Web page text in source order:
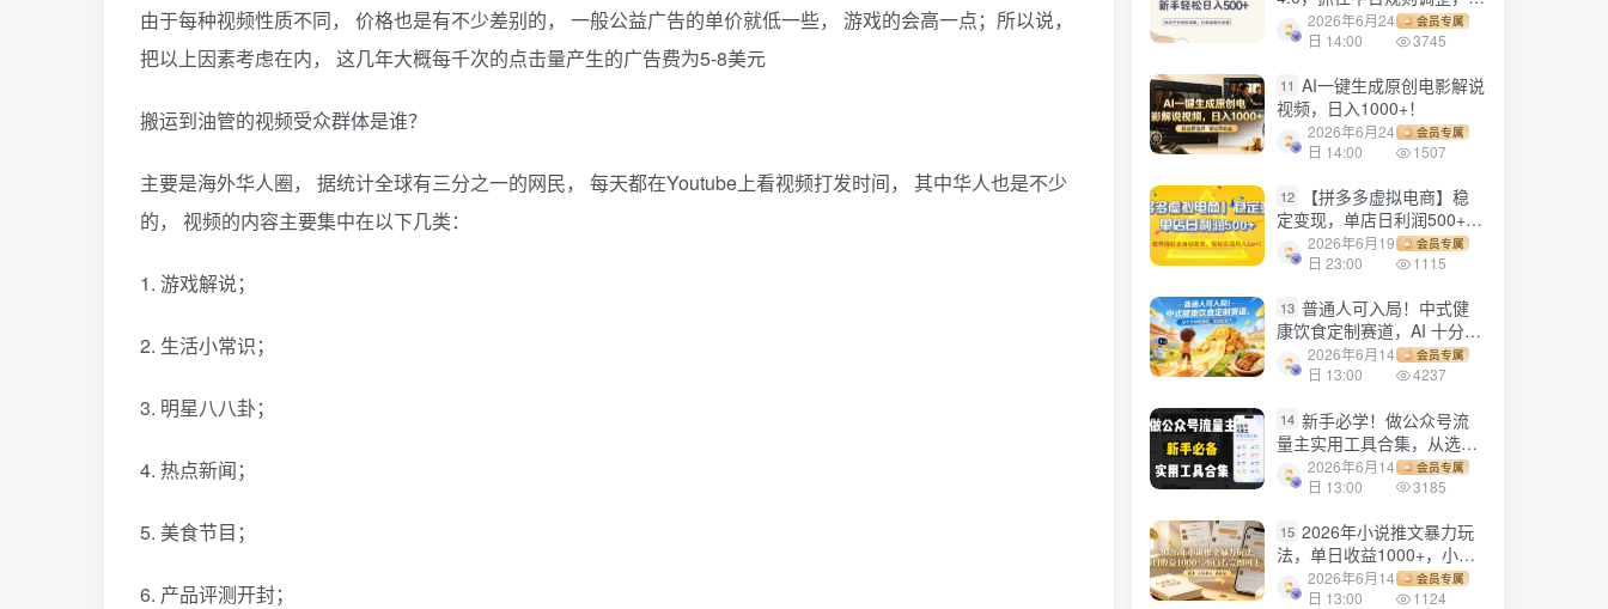
由于每种视频性质不同， 价格也是有不少差别的， 一般公益广告的单价就低一些， 游戏的会高一点；所以说，
把以上因素考虑在内， 这几年大概每千次的点击量产生的广告费为5-8美元
搬运到油管的视频受众群体是谁？
主要是海外华人圈， 据统计全球有三分之一的网民， 每天都在Youtube上看视频打发时间， 其中华人也是不少
的， 视频的内容主要集中在以下几类：
1. 游戏解说；
2. 生活小常识；
3. 明星八八卦；
4. 热点新闻；
5. 美食节目；
6. 产品评测开封；
店日入500+！
2026年6月24
日 14:00
会员专属
3745
11 AI一键生成原创电影解说
视频，日入1000+！
2026年6月24
日 14:00
会员专属
1507
12
【拼多多虚拟电商】稳
定变现，单店日利润500+，
软件挂机全自动发货，轻松
实现月入1w+！
2026年6月19
日 23:00
会员专属
1115
13 普通人可入局！中式健
康饮食定制赛道，AI 十分钟
做爆款，变现超给力
2026年6月14
日 13:00
会员专属
4237
14 新手必学！做公众号流
量主实用工具合集，从选题
到变现，一篇搞定（新手必
备）
2026年6月14
日 13:00
会员专属
3185
15 2026年小说推文暴力玩
法，单日收益1000+，小白
看完即可上手
2026年6月14
日 13:00
会员专属
1124